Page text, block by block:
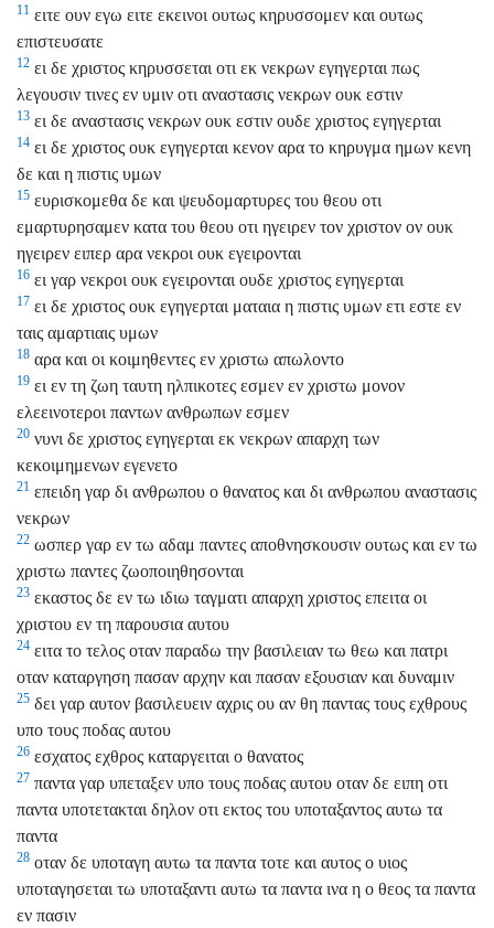
11 ειτε ουν εγω ειτε εκεινοι ουτως κηρυσσομεν και ουτως
επιστευσατε
12 ει δε χριστος κηρυσσεται οτι εκ νεκρων εγηγερται πως
λεγουσιν τινες εν υμιν οτι αναστασις νεκρων ουκ εστιν
13 ει δε αναστασις νεκρων ουκ εστιν ουδε χριστος εγηγερται
14 ει δε χριστος ουκ εγηγερται κενον αρα το κηρυγμα ημων κενη
δε και η πιστις υμων
15 ευρισκομεθα δε και ψευδομαρτυρες του θεου οτι
εμαρτυρησαμεν κατα του θεου οτι ηγειρεν τον χριστον ον ουκ
ηγειρεν ειπερ αρα νεκροι ουκ εγειρονται
16 ει γαρ νεκροι ουκ εγειρονται ουδε χριστος εγηγερται
17 ει δε χριστος ουκ εγηγερται ματαια η πιστις υμων ετι εστε εν
ταις αμαρτιαις υμων
18 αρα και οι κοιμηθεντες εν χριστω απωλοντο
19 ει εν τη ζωη ταυτη ηλπικοτες εσμεν εν χριστω μονον
ελεεινοτεροι παντων ανθρωπων εσμεν
20 νυνι δε χριστος εγηγερται εκ νεκρων απαρχη των
κεκοιμημενων εγενετο
21 επειδη γαρ δι ανθρωπου ο θανατος και δι ανθρωπου αναστασις
νεκρων
22 ωσπερ γαρ εν τω αδαμ παντες αποθνησκουσιν ουτως και εν τω
χριστω παντες ζωοποιηθησονται
23 εκαστος δε εν τω ιδιω ταγματι απαρχη χριστος επειτα οι
χριστου εν τη παρουσια αυτου
24 ειτα το τελος οταν παραδω την βασιλειαν τω θεω και πατρι
οταν καταργηση πασαν αρχην και πασαν εξουσιαν και δυναμιν
25 δει γαρ αυτον βασιλευειν αχρις ου αν θη παντας τους εχθρους
υπο τους ποδας αυτου
26 εσχατος εχθρος καταργειται ο θανατος
27 παντα γαρ υπεταξεν υπο τους ποδας αυτου οταν δε ειπη οτι
παντα υποτετακται δηλον οτι εκτος του υποταξαντος αυτω τα
παντα
28 οταν δε υποταγη αυτω τα παντα τοτε και αυτος ο υιος
υποταγησεται τω υποταξαντι αυτω τα παντα ινα η ο θεος τα παντα
εν πασιν